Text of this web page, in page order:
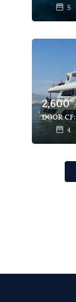
5
2,600€
DOOR
4